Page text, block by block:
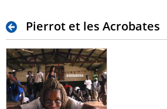
Pierrot et les Acrobates